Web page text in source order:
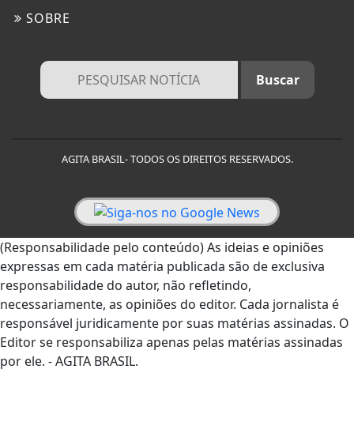
SOBRE
AGITA BRASIL- TODOS OS DIREITOS RESERVADOS.
(Responsabilidade pelo conteúdo) As ideias e opiniões
expressas em cada matéria publicada são de exclusiva
responsabilidade do autor, não refletindo,
necessariamente, as opiniões do editor. Cada jornalista é
responsável juridicamente por suas matérias assinadas. O
Editor se responsabiliza apenas pelas matérias assinadas
por ele. - AGITA BRASIL.